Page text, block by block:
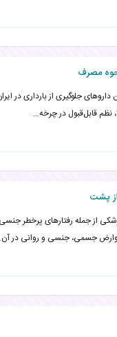
جلوگیری از بارداری در
نظم قابل‌قبول در چرخه…
از جمله رفتارهای پرخطر
جسمی، جنسی و روانی در